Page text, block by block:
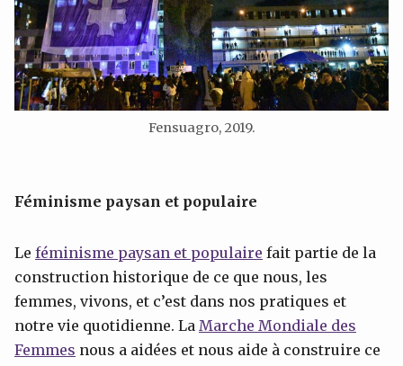
Fensuagro, 2019.
Féminisme paysan et populaire
Le féminisme paysan et populaire fait partie de la
construction historique de ce que nous, les
femmes, vivons, et c’est dans nos pratiques et
notre vie quotidienne. La Marche Mondiale des
Femmes nous a aidées et nous aide à construire ce